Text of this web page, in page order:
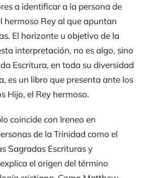
a identificar a la persona de
hermoso Rey al que apuntan
El horizonte u objetivo de la
interpretación, no es algo, sino
Escritura, en toda su diversidad
es un libro que presenta ante los
Hijo, el Rey hermoso.
coincide con Ireneo en
de la Trinidad como el
Sagradas Escrituras y
el origen del término